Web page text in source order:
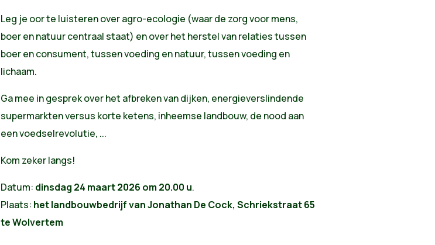
Leg je oor te luisteren over agro-ecologie (waar de zorg voor mens,
boer en natuur centraal staat) en over het herstel van relaties tussen
boer en consument, tussen voeding en natuur, tussen voeding en
lichaam.
Ga mee in gesprek over het afbreken van dijken, energieverslindende
supermarkten versus korte ketens, inheemse landbouw, de nood aan
een voedselrevolutie, ...
Kom zeker langs!
Datum: dinsdag 24 maart 2026 om 20.00 u.
Plaats: het landbouwbedrijf van Jonathan De Cock, Schriekstraat 65
te Wolvertem